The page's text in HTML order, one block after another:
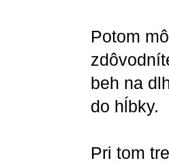
Potom
beh na
do hĺbky.
Pri tom